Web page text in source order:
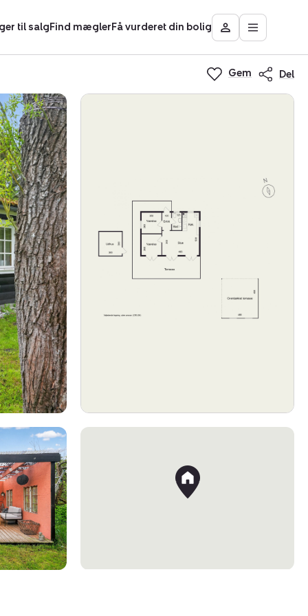
til salgFind mæglerFå vurderet din bolig
Besøg
Mit
Nybolig
Åbn
Gem Del